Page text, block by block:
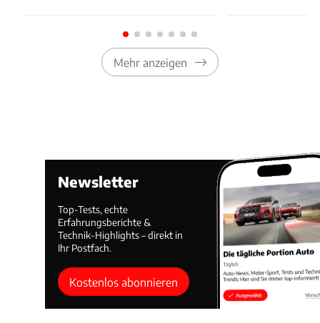
Mehr anzeigen
Newsletter
Top-Tests, echte
Erfahrungsberichte &
Technik-Highlights – direkt in
Ihr Postfach.
Kostenlos abonnieren